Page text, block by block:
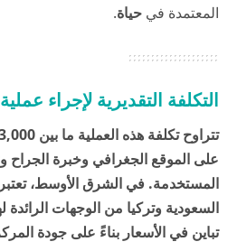
المعتمدة في حياة.
التكلفة التقديرية لإجراء
على الموقع الجغرافي وخبرة الجراح
المستخدمة. في الشرق الأوسط، تعتبر
السعودية وتركيا من الوجهات الرائدة
تباين في الأسعار بناءً على جودة